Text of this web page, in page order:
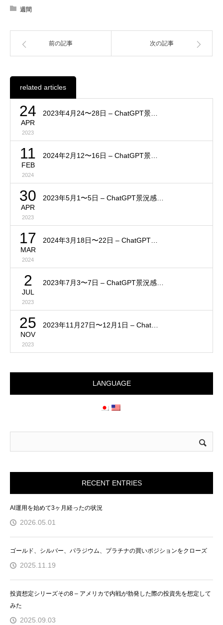
週間
前の記事 次の記事
related articles
24
APR
2023
2023年4月24〜28日 – ChatGPT景…
11
FEB
2024
2024年2月12〜16日 – ChatGPT景…
30
APR
2023
2023年5月1〜5日 – ChatGPT景況感…
17
MAR
2024
2024年3月18日〜22日 – ChatGPT…
2
JUL
2023
2023年7月3〜7日 – ChatGPT景況感…
25
NOV
2023
2023年11月27日〜12月1日 – Chat…
LANGUAGE
RECENT ENTRIES
AI運用を始めて3ヶ月経ったの状況
2026.05.01
ゴールド、シルバー、パラジウム、プラチナの買いポジションをクローズ
2025.11.19
投資想定シリーズその8 – アメリカで内戦が勃発した際の投資先を想定して
みた
2025.09.03